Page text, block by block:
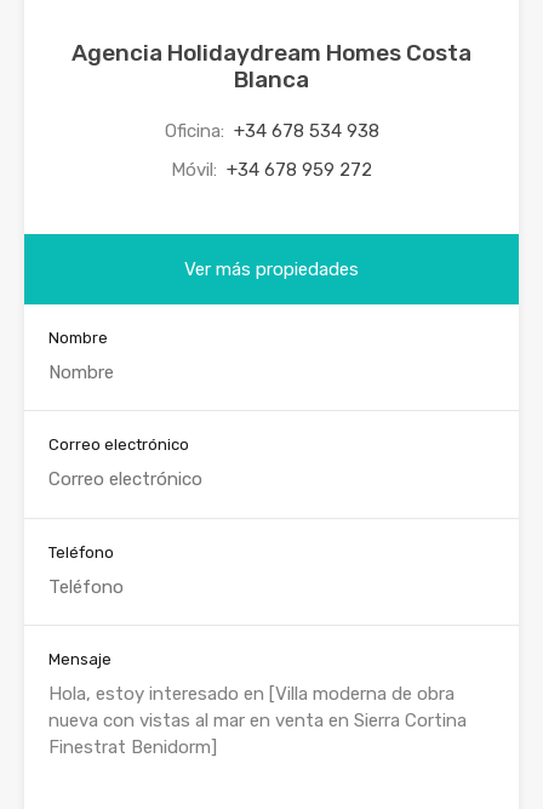
Agencia Holidaydream Homes Costa
Blanca
Oficina: +34 678 534 938
Móvil: +34 678 959 272
Ver más propiedades
Nombre
Correo electrónico
Teléfono
Mensaje